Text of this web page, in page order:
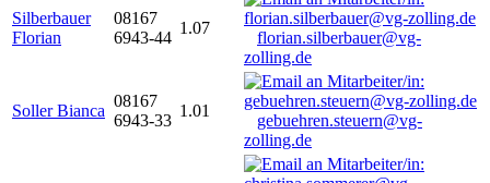
Silberbauer
Florian
08167
6943-44
1.07
florian.silberbauer@vg-
zolling.de
Soller Bianca
08167
6943-33
1.01
gebuehren.steuern@vg-
zolling.de